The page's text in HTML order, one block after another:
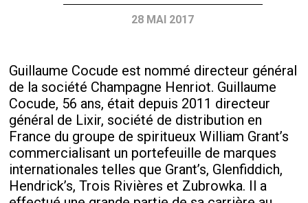
28 MAI 2017
Guillaume Cocude est nommé directeur général
de la société Champagne Henriot. Guillaume
Cocude, 56 ans, était depuis 2011 directeur
général de Lixir, société de distribution en
France du groupe de spiritueux William Grant’s
commercialisant un portefeuille de marques
internationales telles que Grant’s, Glenfiddich,
Hendrick’s, Trois Rivières et Zubrowka. Il a